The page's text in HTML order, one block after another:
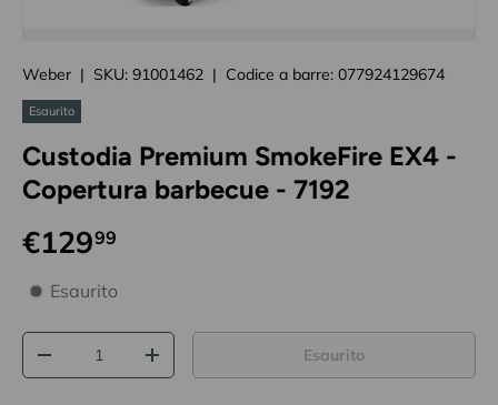
Weber | SKU: 91001462 | Codice a barre: 077924129674
Esaurito
Custodia Premium SmokeFire EX4 -
Copertura barbecue - 7192
€12999
disponibilità prodotto
Esaurito
+ Esaurito